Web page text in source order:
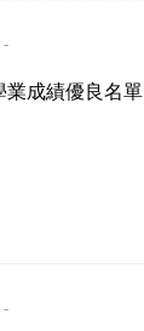
-
業成績優良名單
-